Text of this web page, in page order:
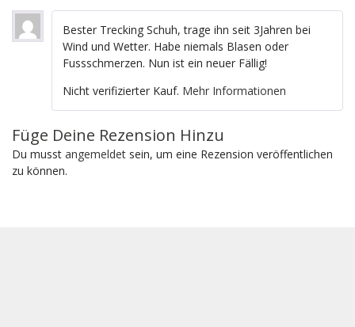
Bester Trecking Schuh, trage ihn seit 3Jahren bei
Wind und Wetter. Habe niemals Blasen oder
Fussschmerzen. Nun ist ein neuer Fällig!
Nicht verifizierter Kauf. Mehr Informationen
Füge Deine Rezension Hinzu
Du musst angemeldet sein, um eine Rezension veröffentlichen
zu können.